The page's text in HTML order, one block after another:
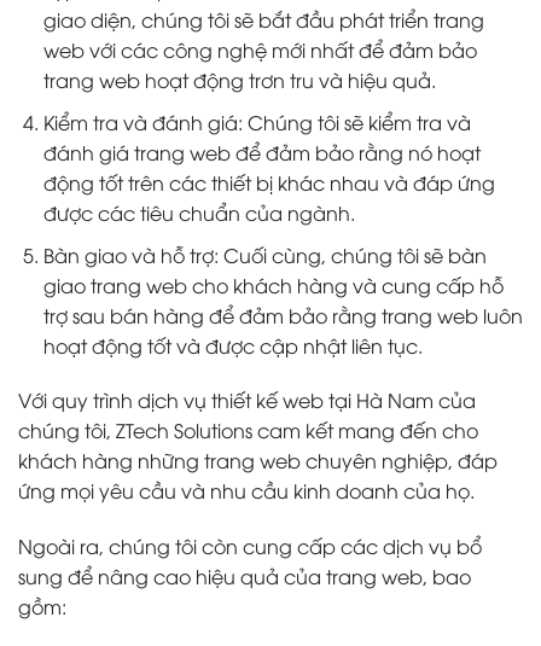
giao diện, chúng tôi sẽ bắt đầu phát triển trang
web với các công nghệ mới nhất để đảm bảo
trang web hoạt động trơn tru và hiệu quả.
Kiểm tra và đánh giá: Chúng tôi sẽ kiểm tra và
đánh giá trang web để đảm bảo rằng nó hoạt
động tốt trên các thiết bị khác nhau và đáp ứng
được các tiêu chuẩn của ngành.
Bàn giao và hỗ trợ: Cuối cùng, chúng tôi sẽ bàn
giao trang web cho khách hàng và cung cấp hỗ
trợ sau bán hàng để đảm bảo rằng trang web luôn
hoạt động tốt và được cập nhật liên tục.
Với quy trình dịch vụ thiết kế web tại Hà Nam của
chúng tôi, ZTech Solutions cam kết mang đến cho
khách hàng những trang web chuyên nghiệp, đáp
ứng mọi yêu cầu và nhu cầu kinh doanh của họ.
Ngoài ra, chúng tôi còn cung cấp các dịch vụ bổ
sung để nâng cao hiệu quả của trang web, bao
gồm: